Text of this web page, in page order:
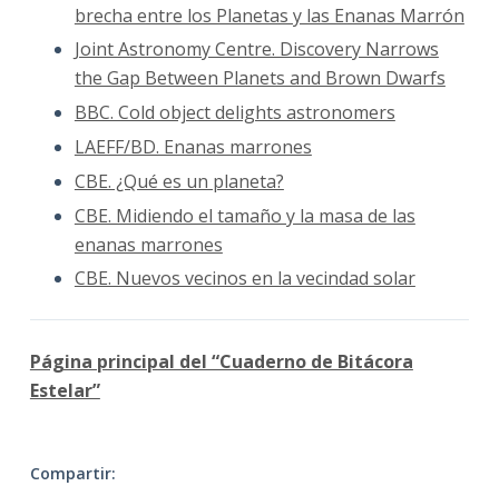
brecha entre los Planetas y las Enanas Marrón
Joint Astronomy Centre. Discovery Narrows
the Gap Between Planets and Brown Dwarfs
BBC. Cold object delights astronomers
LAEFF/BD. Enanas marrones
CBE. ¿Qué es un planeta?
CBE. Midiendo el tamaño y la masa de las
enanas marrones
CBE. Nuevos vecinos en la vecindad solar
Página principal del “Cuaderno de Bitácora
Estelar”
Compartir: